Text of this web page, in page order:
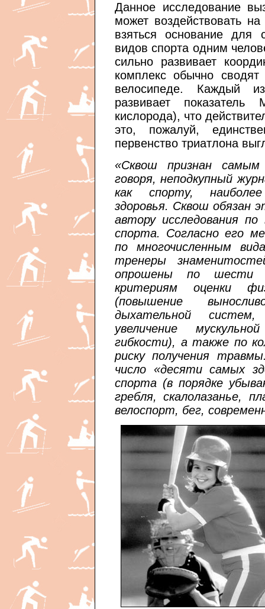
Данное исследование
может воздействовать
взяться основание для
видов спорта одним
сильно развивает
комплекс обычно
велосипеде. Каждый
развивает показатель
кислорода), что
это, пожалуй,
первенство триатлона
«Сквош признан
говоря, неподкупный
как спорту,
здоровья. Сквош обязан
автору исследования
спорта. Согласно его
по многочисленным
тренеры
опрошены по шести
критериям оценки
(повышение
дыхательной систем,
увеличение
гибкости), а также по
риску получения
число «десяти самых
спорта (в порядке
гребля, скалолазанье,
велоспорт, бег,